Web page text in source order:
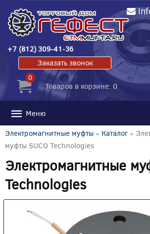
+7 (812) 309-41-36
Заказать звонок
0
Товаров в корзине: 0
Меню
Электромагнитные муфты » Каталог»
муфты SUCO Technologies
Электромагнитные
Technologies